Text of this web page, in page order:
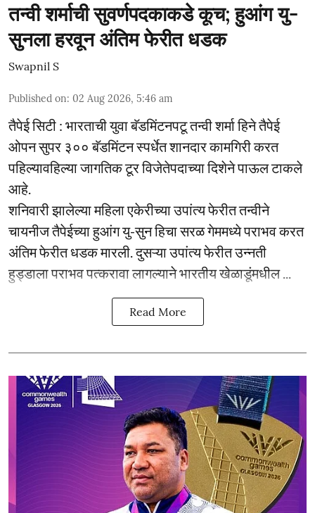
तन्वी शर्माची सुवर्णपदकाकडे कूच; हुआंग यु-
सुनला हरवून अंतिम फेरीत धडक
Swapnil S
Published on: 02 Aug 2026, 5:46 am
तैपेई सिटी : भारताची युवा बॅडमिंटनपटू तन्वी शर्मा हिने तैपेई
ओपन सुपर ३०० बॅडमिंटन स्पर्धेत शानदार कामगिरी करत
पहिल्यावहिल्या जागतिक टूर विजेतेपदाच्या दिशेने पाऊल टाकले
आहे.
शनिवारी झालेल्या महिला एकेरीच्या उपांत्य फेरीत तन्वीने
चायनीज तैपेईच्या हुआंग यु-सुन हिचा सरळ गेममध्ये पराभव करत
अंतिम फेरीत धडक मारली. दुसऱ्या उपांत्य फेरीत उन्नती
हुड्डाला पराभव पत्करावा लागल्याने भारतीय खेळाडूंमधील ...
Read More